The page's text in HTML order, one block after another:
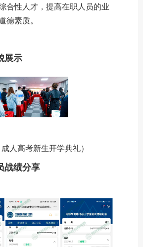
合性人才，提高在职人员的业
德素质。
展示
成人高考新生开学典礼）
战绩分享